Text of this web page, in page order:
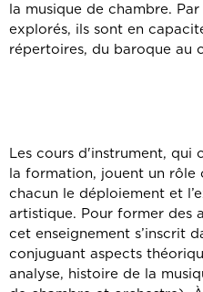
la musique de chambre.
explorés, ils sont en
répertoires, du baroque au
Les cours d'instrument,
la formation, jouent un rôle
chacun le déploiement et
artistique. Pour former des
cet enseignement s’inscrit
conjuguant aspects
analyse, histoire de la